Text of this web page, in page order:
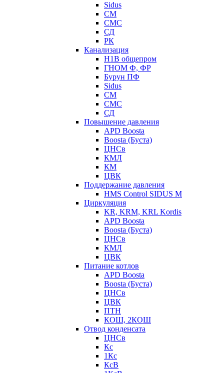
Sidus
СМ
СМС
СД
РК
Канализация
Н1В общепром
ГНОМ Ф, ФР
Бурун ПФ
Sidus
СМ
СМС
СД
Повышение давления
APD Boosta
Boosta (Буста)
ЦНСв
КМЛ
КМ
ЦВК
Поддержание давления
HMS Control SIDUS M
Циркуляция
KR, KRM, KRL Kordis
APD Boosta
Boosta (Буста)
ЦНСв
КМЛ
ЦВК
Питание котлов
APD Boosta
Boosta (Буста)
ЦНСв
ЦВК
ПТН
КОШ, 2КОШ
Отвод конденсата
ЦНСв
Кс
1Кс
КсВ